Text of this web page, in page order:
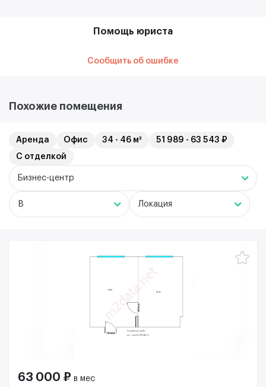
Помощь юриста
Сообщить об ошибке
Похожие помещения
Аренда Офис 34 - 46 м²
51 989 - 63 543 ₽
С отделкой
Бизнес-центр
B Локация
63 000 ₽ в мес